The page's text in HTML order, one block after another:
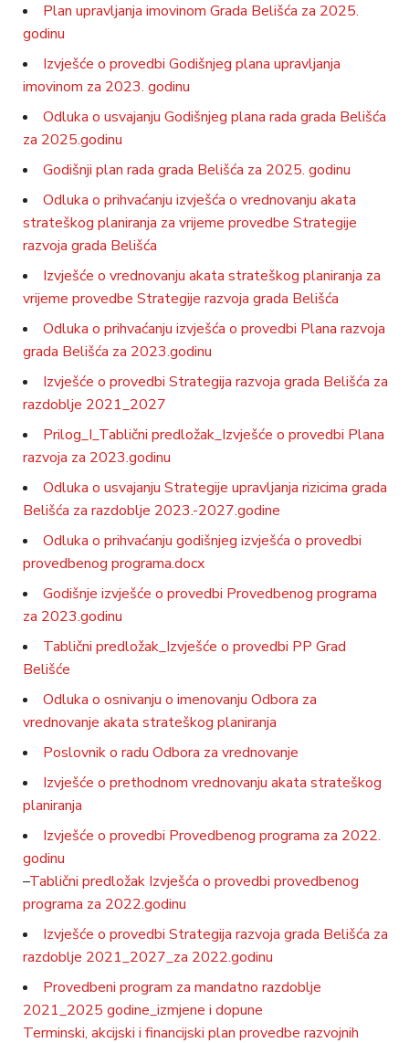
Plan upravljanja imovinom Grada Belišća za 2025.
godinu
Izvješće o provedbi Godišnjeg plana upravljanja
imovinom za 2023. godinu
Odluka o usvajanju Godišnjeg plana rada grada Belišća
za 2025.godinu
Godišnji plan rada grada Belišća za 2025. godinu
Odluka o prihvaćanju izvješća o vrednovanju akata
strateškog planiranja za vrijeme provedbe Strategije
razvoja grada Belišća
Izvješće o vrednovanju akata strateškog planiranja za
vrijeme provedbe Strategije razvoja grada Belišća
Odluka o prihvaćanju izvješća o provedbi Plana razvoja
grada Belišća za 2023.godinu
Izvješće o provedbi Strategija razvoja grada Belišća za
razdoblje 2021_2027
Prilog_I_Tablični predložak_Izvješće o provedbi Plana
razvoja za 2023.godinu
Odluka o usvajanju Strategije upravljanja rizicima grada
Belišća za razdoblje 2023.-2027.godine
Odluka o prihvaćanju godišnjeg izvješća o provedbi
provedbenog programa.docx
Godišnje izvješće o provedbi Provedbenog programa
za 2023.godinu
Tablični predložak_Izvješće o provedbi PP Grad
Belišće
Odluka o osnivanju o imenovanju Odbora za
vrednovanje akata strateškog planiranja
Poslovnik o radu Odbora za vrednovanje
Izvješće o prethodnom vrednovanju akata strateškog
planiranja
Izvješće o provedbi Provedbenog programa za 2022.
godinu
–Tablični predložak Izvješća o provedbi provedbenog
programa za 2022.godinu
Izvješće o provedbi Strategija razvoja grada Belišća za
razdoblje 2021_2027_za 2022.godinu
Provedbeni program za mandatno razdoblje
2021_2025 godine_izmjene i dopune
Terminski, akcijski i financijski plan provedbe razvojnih